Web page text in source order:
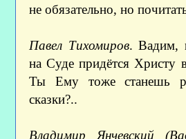
не обязательно, но
Павел Тихомиров. Вадим,
на Суде придётся Христу
Ты Ему тоже станешь
сказки?..
Владимир Янчевский